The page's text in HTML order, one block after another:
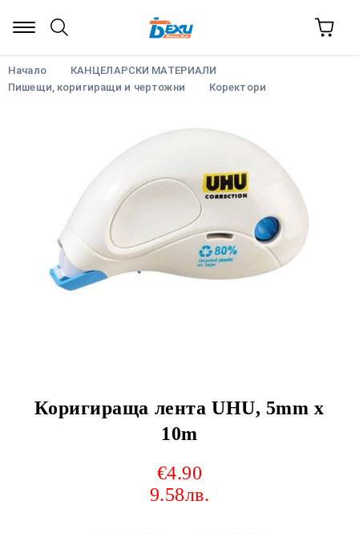
Начало
КАНЦЕЛАРСКИ МАТЕРИАЛИ
Пишещи, коригиращи и чертожни
Коректори
Коригираща лента UHU, 5mm х
10m
€4.90
9.58лв.